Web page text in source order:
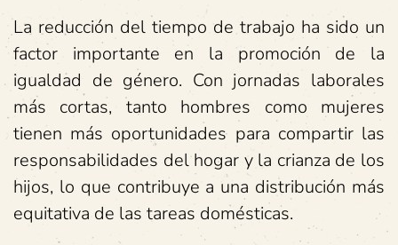
La reducción del tiempo de trabajo ha sido un
factor importante en la promoción de la
igualdad de género. Con jornadas laborales
más cortas, tanto hombres como mujeres
tienen más oportunidades para compartir las
responsabilidades del hogar y la crianza de los
hijos, lo que contribuye a una distribución más
equitativa de las tareas domésticas.